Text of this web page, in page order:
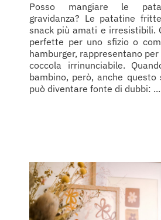
Posso mangiare le
gravidanza? Le patatine
snack più amati e irresistibili.
perfette per uno sfizio o
hamburger, rappresentano
coccola irrinunciabile.
bambino, però, anche questo
può diventare fonte di dubbi: ...